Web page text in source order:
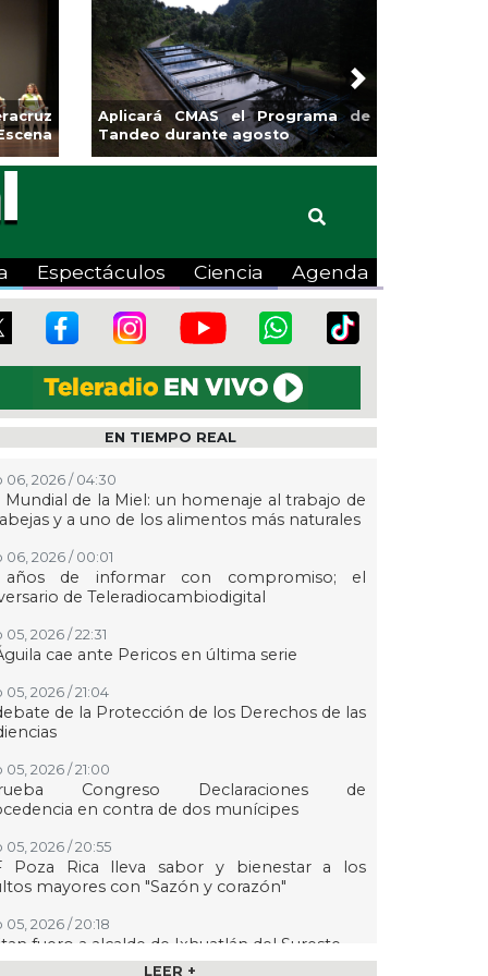
la
Continúa Coatza Vive el Verano
2026 con cine, actividades
lúdicas y expo
Next
Espectáculos Ciencia Agenda
EN TIEMPO REAL
06, 2026 / 04:30
Mundial de la Miel: un homenaje al trabajo de
y a uno de los alimentos más naturales
06, 2026 / 00:01
años de informar con compromiso; el
de Teleradiocambiodigital
05, 2026 / 22:31
cae ante Pericos en última serie
05, 2026 / 21:04
de la Protección de los Derechos de las
05, 2026 / 21:00
Congreso Declaraciones de
en contra de dos munícipes
05, 2026 / 20:55
Poza Rica lleva sabor y bienestar a los
mayores con "Sazón y corazón"
05, 2026 / 20:18
fuero a alcalde de Ixhuatlán del Sureste
LEER +